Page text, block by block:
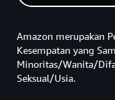
Amazon merupakan
Kesempatan yang
Minoritas/Wanita/
Seksual/Usia.